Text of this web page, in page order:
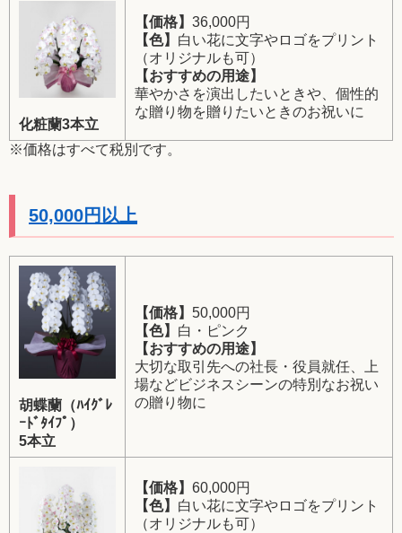
化粧蘭3本立
【価格】 36,000円
【色】 白い花に文字やロゴをプリント
（オリジナルも可）
【おすすめの用途】
華やかさを演出したいときや、個性的
な贈り物を贈りたいときのお祝いに
※価格はすべて税別です。
50,000円以上
胡蝶蘭（ﾊｲｸﾞﾚ
ｰﾄﾞﾀｲﾌﾟ）
5本立
【価格】 50,000円
【色】 白・ピンク
【おすすめの用途】
大切な取引先への社長・役員就任、上
場などビジネスシーンの特別なお祝い
の贈り物に
【価格】 60,000円
【色】 白い花に文字やロゴをプリント
（オリジナルも可）